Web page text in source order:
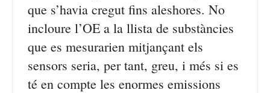
que s’havia cregut fins aleshores. No
incloure l’OE a la llista de substàncies
que es mesurarien mitjançant els
sensors seria, per tant, greu, i més si es
té en compte les enormes emissions